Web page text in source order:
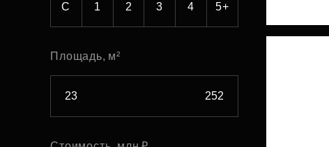
С 1 2 3 4 5+
Площадь, м²